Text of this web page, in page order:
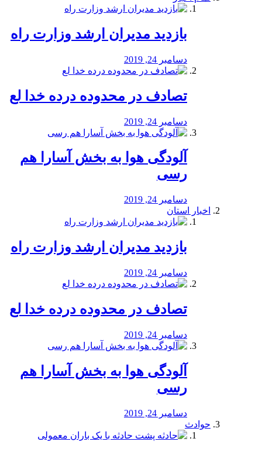
بازدید مدیران ارشد وزارت راه
دسامبر 24, 2019
تصادف در محدوده درده خدا لع
دسامبر 24, 2019
آلودگی هوا به بخش آسارا هم
رسی
دسامبر 24, 2019
اخبار استان
بازدید مدیران ارشد وزارت راه
دسامبر 24, 2019
تصادف در محدوده درده خدا لع
دسامبر 24, 2019
آلودگی هوا به بخش آسارا هم
رسی
دسامبر 24, 2019
حوادث